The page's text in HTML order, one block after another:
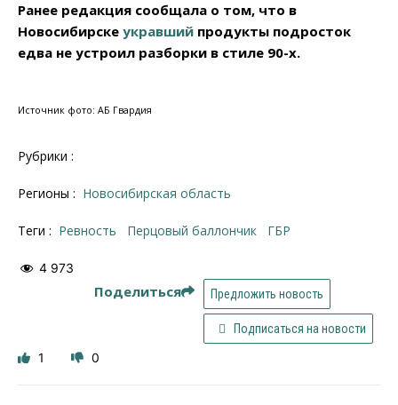
Ранее редакция сообщала о том, что в
Новосибирске укравший продукты подросток
едва не устроил разборки в стиле 90-х.
Источник фото: АБ Гвардия
Рубрики :
Регионы : Новосибирская область
Теги : Ревность Перцовый баллончик ГБР
4 973
Поделиться Предложить новость
Подписаться на новости
1 0